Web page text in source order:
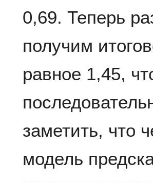
0,69. Теперь
получим
равное 1,45,
заметить, что
модель